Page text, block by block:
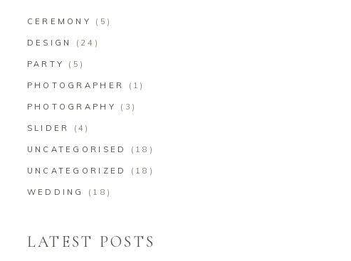
CEREMONY (5)
DESIGN (24)
PARTY (5)
PHOTOGRAPHER (1)
PHOTOGRAPHY (3)
SLIDER (4)
UNCATEGORISED (18)
UNCATEGORIZED (18)
WEDDING (18)
LATEST POSTS